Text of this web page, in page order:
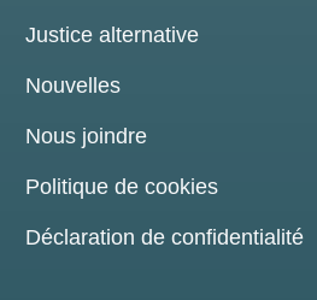
Justice alternative
Nouvelles
Nous joindre
Politique de cookies
Déclaration de confidentialité